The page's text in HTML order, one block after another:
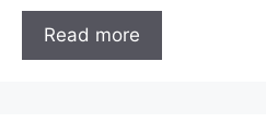
Read more